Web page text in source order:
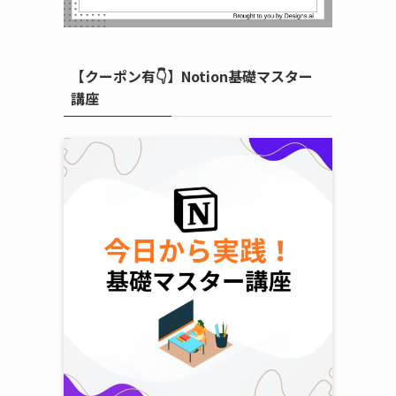
【クーポン有👇】Notion基礎マスター
講座